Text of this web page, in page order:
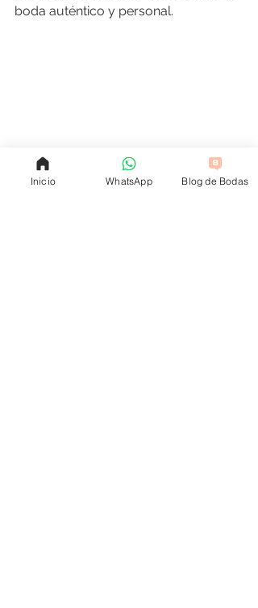
boda auténtico y personal.
Inicio WhatsApp Blog de Bodas